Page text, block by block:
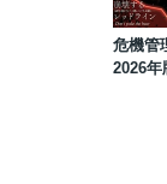
危機管
2026年